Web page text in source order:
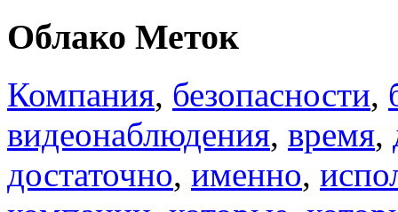
Облако Меток
Компания, безопасности,
видеонаблюдения, время,
достаточно, именно,